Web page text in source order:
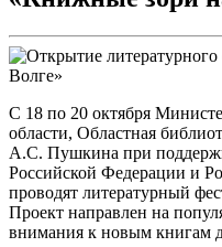
С 18 по 20 октября
области, Областная
А.С. Пушкина при
Российской Федерации и
проводят литературный
Проект направлен на
внимания к новым книгам